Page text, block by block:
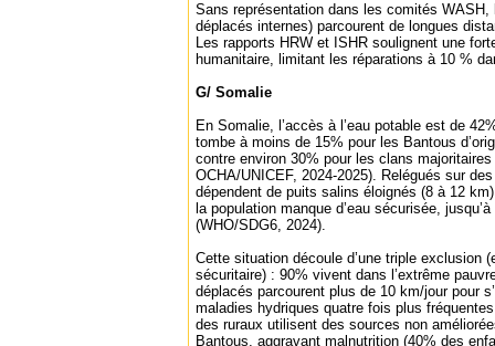
Sans représentation dans les comités WASH,
déplacés internes) parcourent de longues
Les rapports HRW et ISHR soulignent une
humanitaire, limitant les réparations à 10 %
G/ Somalie
En Somalie, l’accès à l’eau potable est de
tombe à moins de 15% pour les Bantous
contre environ 30% pour les clans
OCHA/UNICEF, 2024-2025). Relégués sur
dépendent de puits salins éloignés (8 à 12
la population manque d’eau sécurisée,
(WHO/SDG6, 2024).
Cette situation découle d’une triple exclusion
sécuritaire) : 90% vivent dans l’extrême
déplacés parcourent plus de 10 km/jour pour
maladies hydriques quatre fois plus
des ruraux utilisent des sources non
Bantous, aggravant malnutrition (40% des